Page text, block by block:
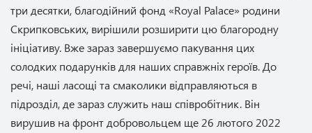
три десятки, благодійний фонд «Royal Palace» родини
Скрипковських, вирішили розширити цю благородну
ініціативу. Вже зараз завершуємо пакування цих
солодких подарунків для наших справжніх героїв. До
речі, наші ласощі та смаколики відправляються в
підрозділ, де зараз служить наш співробітник. Він
вирушив на фронт добровольцем ще 26 лютого 2022